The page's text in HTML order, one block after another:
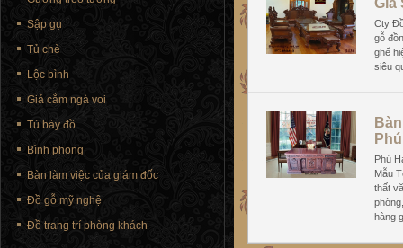
Gia
Cty
gỗ
ghế
siêu
Phú
Mẫu
thất
hàng
Sập gụ
Tủ chè
Lộc bình
Giá cắm ngà voi
Tủ bày đồ
Bình phong
Bàn làm việc của giám đốc
Đồ gỗ mỹ nghệ
Đồ trang trí phòng khách